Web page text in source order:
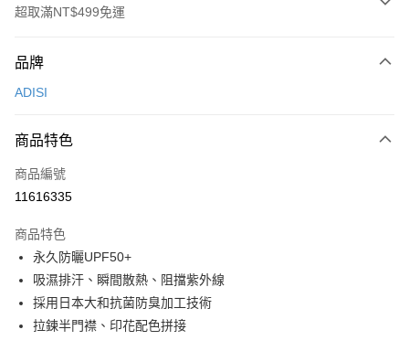
超取滿NT$499免運
信用卡一次付款
LINE Pay
Apple Pay
悠遊付
Google Pay
全盈+PAY
品牌
ADISI
商品特色
商品編號
11616335
商品特色
永久防曬UPF50+
吸濕排汗、瞬間散熱、阻擋紫外線
採用日本大和抗菌防臭加工技術
拉鍊半門襟、印花配色拼接